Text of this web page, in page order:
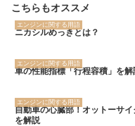
こちらもオススメ
エンジンに関する用語
ニカシルめっきとは？
エンジンに関する用語
車の性能指標「行程容積」を解
エンジンに関する用語
自動車の心臓部！オットーサイ
を解説